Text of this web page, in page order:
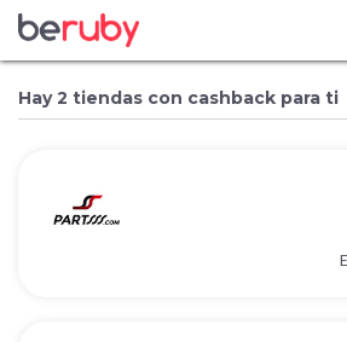
Hay 2 tiendas con cashback para ti